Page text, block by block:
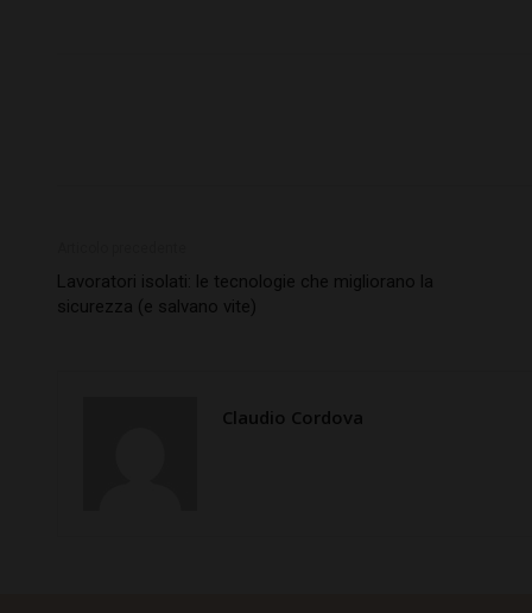
Lavoratori isolati: le tecnologie che migliorano la
sicurezza (e salvano vite)
Claudio Cordova